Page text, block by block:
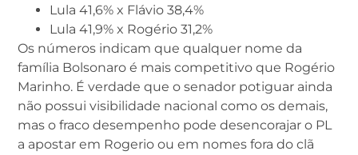
Lula 41,6% x Flávio 38,4%
Lula 41,9% x Rogério 31,2%
Os números indicam que qualquer nome da
família Bolsonaro é mais competitivo que Rogério
Marinho. É verdade que o senador potiguar ainda
não possui visibilidade nacional como os demais,
mas o fraco desempenho pode desencorajar o PL
a apostar em Rogerio ou em nomes fora do clã